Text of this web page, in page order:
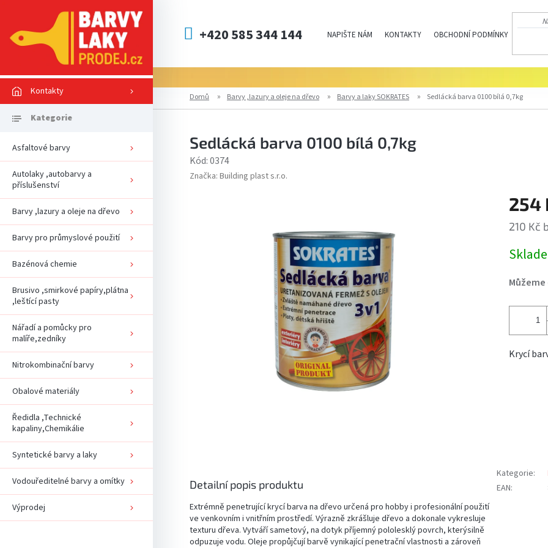
+420 585 344 144 NAPIŠTE NÁM KONTAKTY OBCHODNÍ PODMÍNKY
Kontakty
Asfaltové barvy
Autolaky ,autobarvy a
příslušenství
Barvy ,lazury a oleje na dřevo
Barvy pro průmyslové použití
Bazénová chemie
Brusivo ,smirkové papíry,plátna
,leštící pasty
Nářadí a pomůcky pro
malíře,zedníky
Nitrokombinační barvy
Obalové materiály
Ředidla ,Technické
kapaliny,Chemikálie
Syntetické barvy a laky
Vodouředitelné barvy a omítky
Výprodej
Domů Barvy ,lazury a oleje na dřevo Barvy a laky SOKRATES Sedlácká barva 0100 bílá 0,7kg
Sedlácká barva 0100 bílá 0,7kg
Kód:0374
Značka: Building plast s.r.o.
254
210 Kč
cena:
Krycí
Detailní popis produktu
Extrémně penetrující krycí barva na dřevo určená pro hobby i profesionální použití
ve venkovním i vnitřním prostředí. Výrazně zkrášluje dřevo a dokonale vykresluje
texturu dřeva. Vytváří sametový, na dotyk příjemný pololesklý povrch, kterýsilně
odpuzuje vodu. Oleje propůjčují barvě vynikající penetrační vlastnosti a zároveň
Kategorie:
EAN: